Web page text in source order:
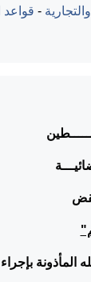
- قواعد